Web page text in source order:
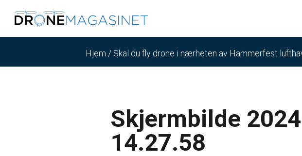
Hjem / Skal du fly drone i nærheten av Hammerfest
Skjermbilde
14.27.58